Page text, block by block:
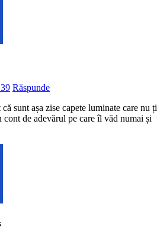
Răspunde
că sunt așa zise capete luminate care nu
de adevărul pe care îl văd numai și